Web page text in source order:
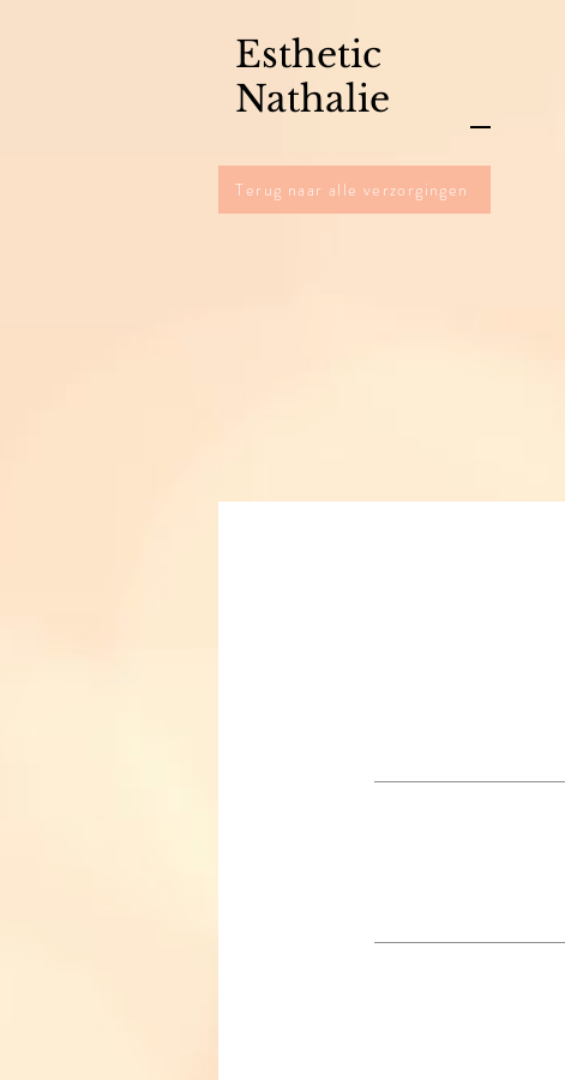
Esthetic
Nathalie
Terug naar alle verzorgingen